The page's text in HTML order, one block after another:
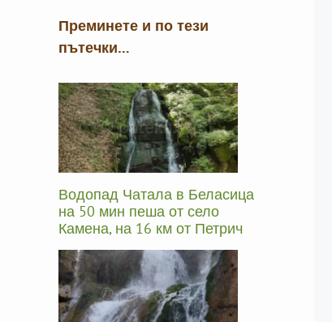
Преминете и по тези
пътечки…
Водопад Чатала в Беласица
на 50 мин пеша от село
Камена, на 16 км от Петрич